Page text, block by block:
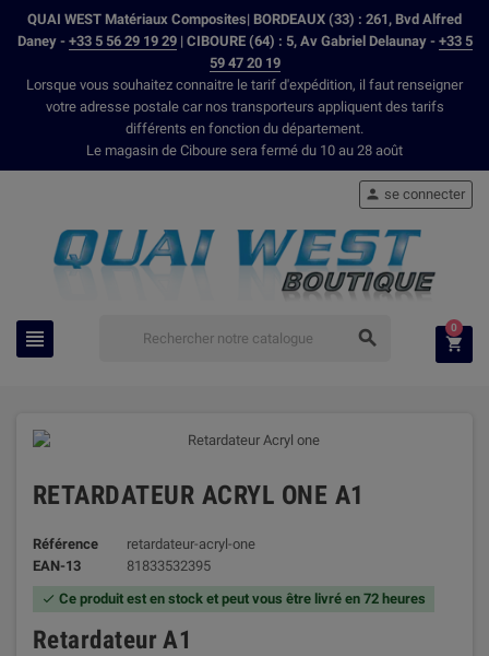
QUAI WEST Matériaux Composites| BORDEAUX (33) : 261, Bvd Alfred
Daney - +33 5 56 29 19 29| CIBOURE (64) : 5, Av Gabriel Delaunay - +33 5
59 47 20 19
Lorsque vous souhaitez connaitre le tarif d'expédition, il faut renseigner
votre adresse postale car nos transporteurs appliquent des tarifs
différents en fonction du département.
Le magasin de Ciboure sera fermé du 10 au 28 août
 
 se connecter

0
RETARDATEUR ACRYL ONE A1
Référence
retardateur-acryl-one
EAN-13
81833532395
 Ce produit est en stock et peut vous être livré en 72 heures
Retardateur A1